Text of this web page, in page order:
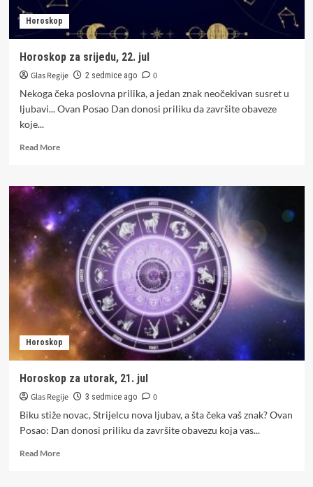
Horoskop
Horoskop za srijedu, 22. jul
Glas Regije 2 sedmice ago
0
Nekoga čeka poslovna prilika, a jedan znak neočekivan susret u
ljubavi... Ovan Posao Dan donosi priliku da završite obaveze
koje...
Read MoreRead
Horoskop
za
srijedu,
22.
Horoskop
Horoskop za utorak, 21. jul
Glas Regije 3 sedmice ago
0
Biku stiže novac, Strijelcu nova ljubav, a šta čeka vaš znak? Ovan
Posao: Dan donosi priliku da završite obavezu koja vas...
Read MoreRead